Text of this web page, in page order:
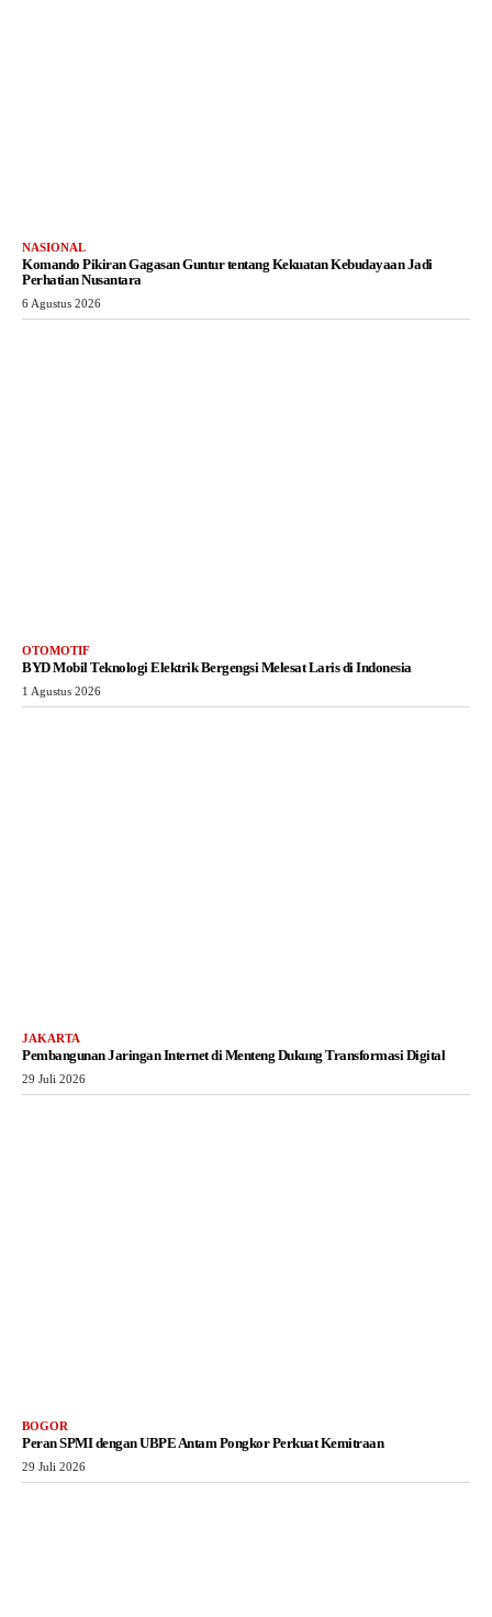
NASIONAL
Komando Pikiran Gagasan Guntur tentang Kekuatan Kebudayaan Jadi
Perhatian Nusantara
6 Agustus 2026
OTOMOTIF
BYD Mobil Teknologi Elektrik Bergengsi Melesat Laris di Indonesia
1 Agustus 2026
JAKARTA
Pembangunan Jaringan Internet di Menteng Dukung Transformasi Digital
29 Juli 2026
BOGOR
Peran SPMI dengan UBPE Antam Pongkor Perkuat Kemitraan
29 Juli 2026